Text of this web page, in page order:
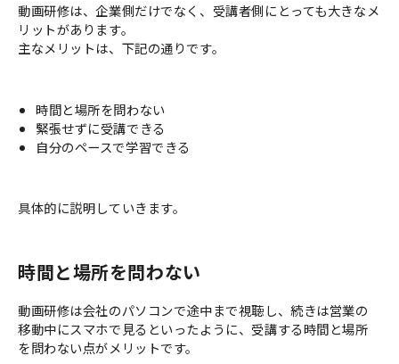
動画研修は、企業側だけでなく、受講者側にとっても大きなメ
リットがあります。
主なメリットは、下記の通りです。
時間と場所を問わない
緊張せずに受講できる
自分のペースで学習できる
具体的に説明していきます。
時間と場所を問わない
動画研修は会社のパソコンで途中まで視聴し、続きは営業の
移動中にスマホで見るといったように、受講する時間と場所
を問わない点がメリットです。